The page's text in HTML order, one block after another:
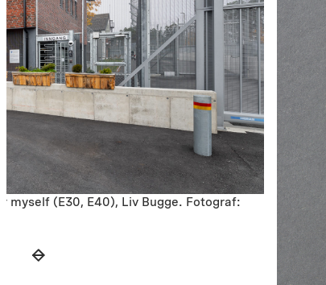
myself (E30, E40), Liv Bugge. Fotograf: